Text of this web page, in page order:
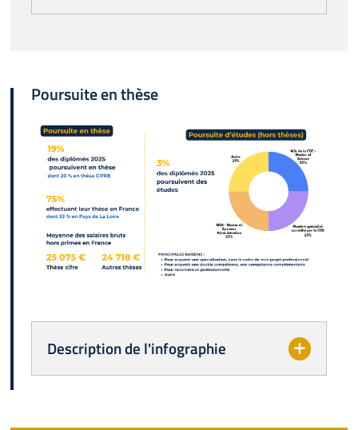
Poursuite en thèse
Description de l'infographie